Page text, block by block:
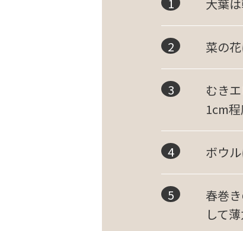
大葉
菜の
むき
1cm程
ボウ
春巻
して